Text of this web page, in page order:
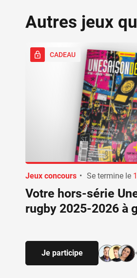
Autres jeux
CADEAU
Jeux concours • Se termine le
Votre hors-série
rugby 2025-2026 à
Je participe